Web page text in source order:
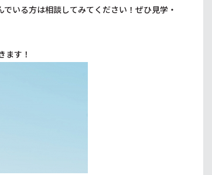
いる方は相談してみてください！ぜひ見学・
ます！